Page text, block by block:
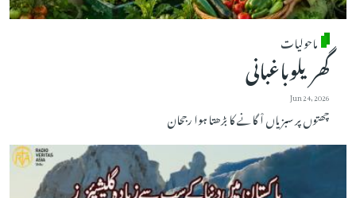
ماحولیات
گھریلوباغبانی
Jun 24, 2026
چھتوں پر سبزیاں اْگانے کا بڑھتا ہوا رجحان